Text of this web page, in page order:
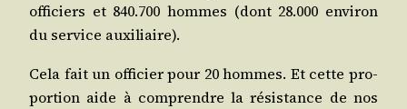
offi­ciers et 840.700 hommes (dont 28.000 envi­ron
du ser­vice auxiliaire).
Cela fait un offi­cier pour 20 hommes. Et cette pro­
por­tion aide à com­prendre la résis­tance de nos